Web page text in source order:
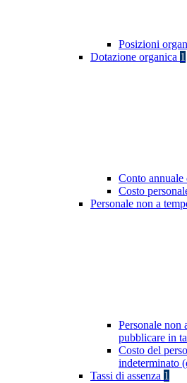
Posizioni
Dotazione organica 1
Conto annuale
Costo
Personale non a
Personale non
pubblicare in
Costo del
indeterminato
Tassi di assenza 1